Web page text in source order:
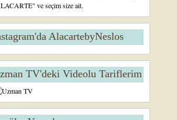
ve seçim size ait.
AlacartebyNeslos
TV'deki Videolu Tariflerim